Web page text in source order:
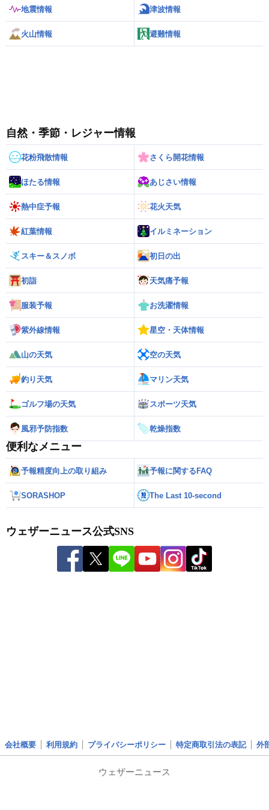
地震情報 津波情報
火山情報 避難情報
自然・季節・レジャー情報
花粉飛散情報 さくら開花情報
ほたる情報 あじさい情報
熱中症予報 花火天気
紅葉情報 イルミネーション
スキー＆スノボ 初日の出
初詣 天気痛予報
服装予報 お洗濯情報
紫外線情報 星空・天体情報
山の天気 空の天気
釣り天気 マリン天気
ゴルフ場の天気 スポーツ天気
風邪予防指数 乾燥指数
便利なメニュー
予報精度向上の取り組み 予報に関するFAQ
SORASHOP The Last 10-second
ウェザーニュース公式SNS
会社概要 利用規約 プライバシーポリシー 特定商取引法の表記 外
ウェザーニュース